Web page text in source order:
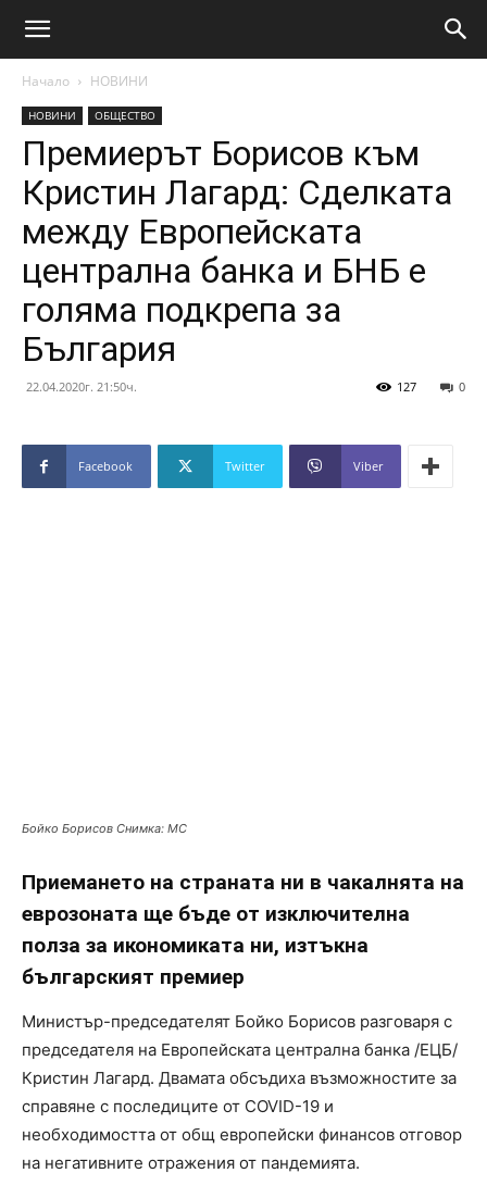
Начало НОВИНИ
НОВИНИ ОБЩЕСТВО
Премиерът Борисов към
Кристин Лагард: Сделката
между Европейската
централна банка и БНБ е
голяма подкрепа за
България
22.04.2020г. 21:50ч. 0
127
Facebook Twitter Viber
Бойко Борисов Снимка: МС
Приемането на страната ни в чакалнята на
еврозоната ще бъде от изключителна
полза за икономиката ни, изтъкна
българският премиер
Министър-председателят Бойко Борисов разговаря с
председателя на Европейската централна банка /ЕЦБ/
Кристин Лагард. Двамата обсъдиха възможностите за
справяне с последиците от COVID-19 и
необходимостта от общ европейски финансов отговор
на негативните отражения от пандемията.